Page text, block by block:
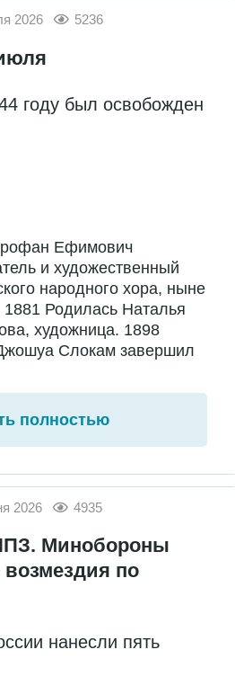
2026 5236
году был освобожден
Ефимович
и художественный
народного хора, ныне
Родилась Наталья
художница. 1898
Слокам завершил
полностью
2026 4935
Минобороны
возмездия по
нанесли пять